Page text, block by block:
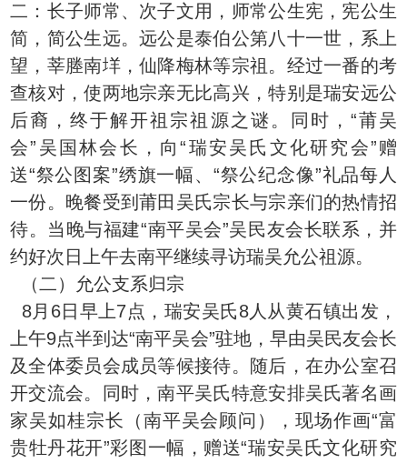
二：长子师常、次子文用，师常公生宪，宪公生
简，简公生远。远公是泰伯公第八十一世，系上
望，莘塍南垟，仙降梅林等宗祖。经过一番的考
查核对，使两地宗亲无比高兴，特别是瑞安远公
后裔，终于解开祖宗祖源之谜。同时，“莆吴
会”吴国林会长，向“瑞安吴氏文化研究会”赠
送“祭公图案”绣旗一幅、“祭公纪念像”礼品每人
一份。晚餐受到莆田吴氏宗长与宗亲们的热情招
待。当晚与福建“南平吴会”吴民友会长联系，并
约好次日上午去南平继续寻访瑞吴允公祖源。
（二）允公支系归宗
8月6日早上7点，瑞安吴氏8人从黄石镇出发，
上午9点半到达“南平吴会”驻地，早由吴民友会长
及全体委员会成员等候接待。随后，在办公室召
开交流会。同时，南平吴氏特意安排吴氏著名画
家吴如桂宗长（南平吴会顾问），现场作画“富
贵牡丹花开”彩图一幅，赠送“瑞安吴氏文化研究